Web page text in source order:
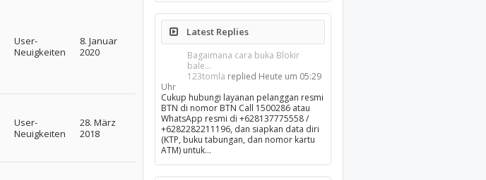
User-
Neuigkeiten
8. Januar
2020
User-
Neuigkeiten
28. März
2018
Latest Replies
Bagaimana cara buka Blokir
bale...
123tomla replied Heute um 05:29
Uhr
Cukup hubungi layanan pelanggan resmi
BTN di nomor BTN Call 1500286 atau
WhatsApp resmi di +628137775558 /
+6282282211196, dan siapkan data diri
(KTP, buku tabungan, dan nomor kartu
ATM) untuk…